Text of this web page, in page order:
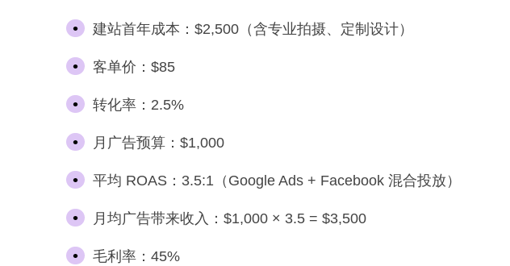
建站首年成本：$2,500（含专业拍摄、定制设计）
客单价：$85
转化率：2.5%
月广告预算：$1,000
平均 ROAS：3.5:1（Google Ads + Facebook 混合投放）
月均广告带来收入：$1,000 × 3.5 = $3,500
毛利率：45%